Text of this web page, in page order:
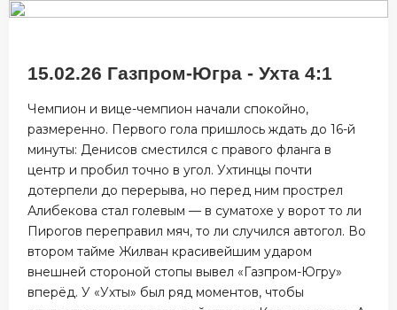
15.02.26 Газпром-Югра - Ухта 4:1
Чемпион и вице-чемпион начали спокойно,
размеренно. Первого гола пришлось ждать до 16-й
минуты: Денисов сместился с правого фланга в
центр и пробил точно в угол. Ухтинцы почти
дотерпели до перерыва, но перед ним прострел
Алибекова стал голевым — в суматохе у ворот то ли
Пирогов переправил мяч, то ли случился автогол. Во
втором тайме Жилван красивейшим ударом
внешней стороной стопы вывел «Газпром-Югру»
вперёд. У «Ухты» был ряд моментов, чтобы